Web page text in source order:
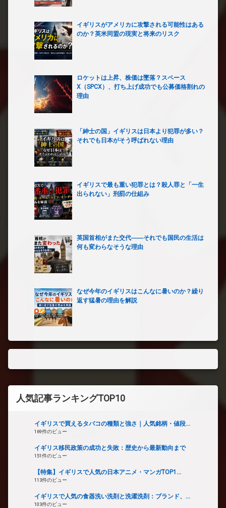
イギリスがアメリカに攻撃される可能性はある
のか？英米同盟の現実と将来のリスク
ロケットは上昇、株価は墜落？スペース
X（SPCX）、打ち上げ成功でも公募価格割れの
理由
「紳士の国」イギリスは日本より犯罪が多い？
それでも日本がそう呼ばれない理由
イギリスで最も重い犯罪とは？殺人罪と「一生
出られない」刑罰の仕組み
英国首相がまた交代――それでも国民の生活は
何も変わらなそうな理由
なぜ今年のイギリスはこんなに暑いのか？繰り
返す猛暑の理由を解説
人気記事ランキングTOP10
イギリスで買えるタバコの種類と強さ｜人気銘柄・値段...
169件のビュー
イギリス移民政策の成功と失敗：歴史から最新動向まで
151件のビュー
【特集】イギリスで人気の日本アニメ・マンガTOP1...
113件のビュー
イギリスで人気の食器洗い洗剤と洗濯洗剤：ブランド、...
103件のビュー